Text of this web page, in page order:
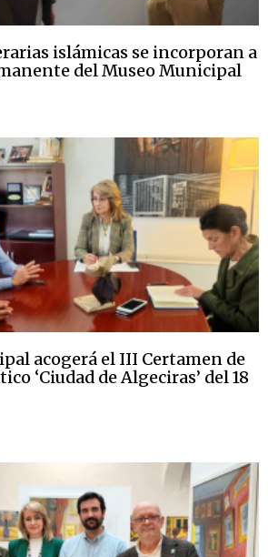
islámicas se incorporan a
del Museo Municipal
acogerá el III Certamen de
‘Ciudad de Algeciras’ del 18